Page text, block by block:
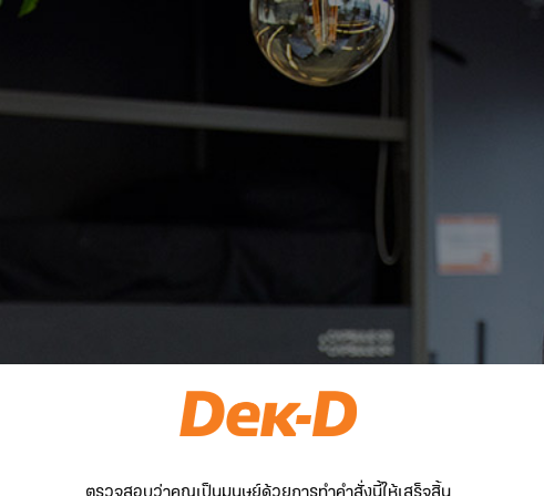
ตรวจสอบว่าคุณเป็นมนุษย์ด้วยการทำคำสั่งนี้ให้เสร็จสิ้น